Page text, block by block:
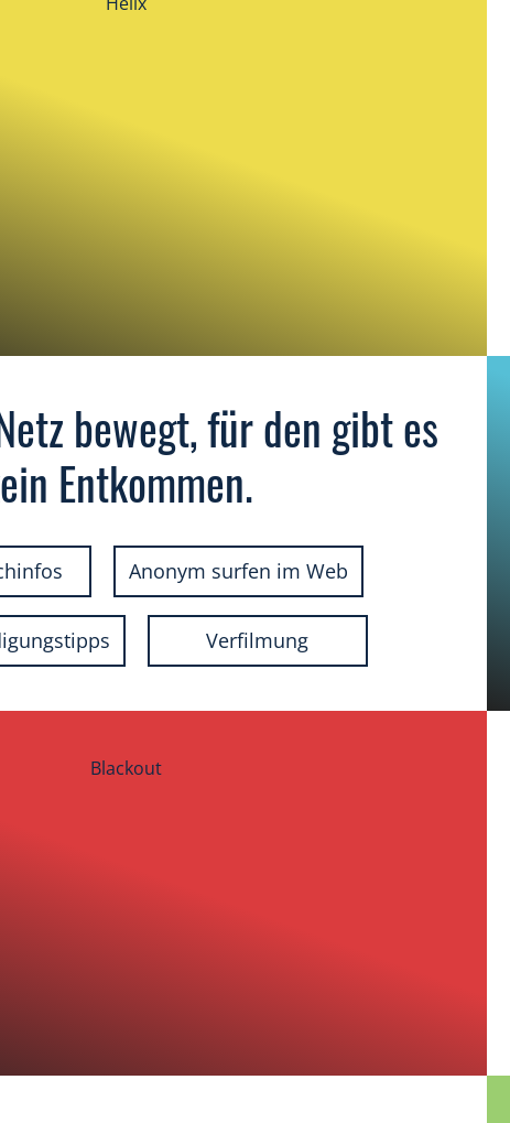
bewegt, für den gibt es
Entkommen.
Anonym surfen im Web
Verfilmung